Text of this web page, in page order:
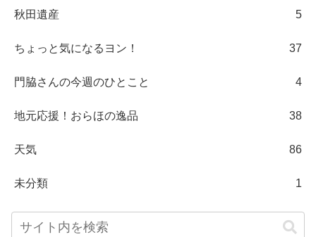
秋田遺産 5
ちょっと気になるヨン！ 37
門脇さんの今週のひとこと 4
地元応援！おらほの逸品 38
天気 86
未分類 1